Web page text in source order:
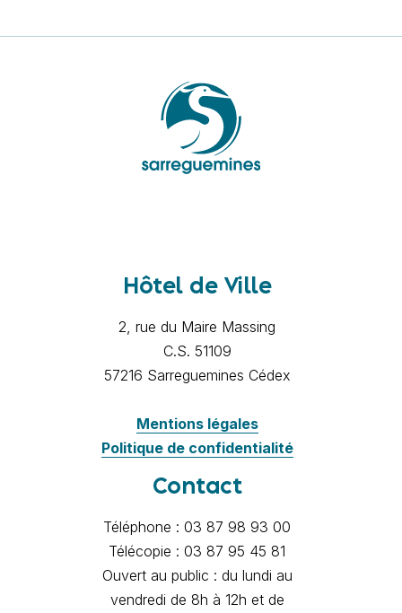
Hôtel de Ville
2, rue du Maire Massing
C.S. 51109
57216 Sarreguemines Cédex
Mentions légales
Politique de confidentialité
Contact
Téléphone : 03 87 98 93 00
Télécopie : 03 87 95 45 81
Ouvert au public : du lundi au
vendredi de 8h à 12h et de